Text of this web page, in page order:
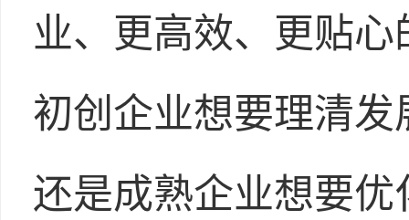
业、更高效、更贴
初创企业想要理清
还是成熟企业想要